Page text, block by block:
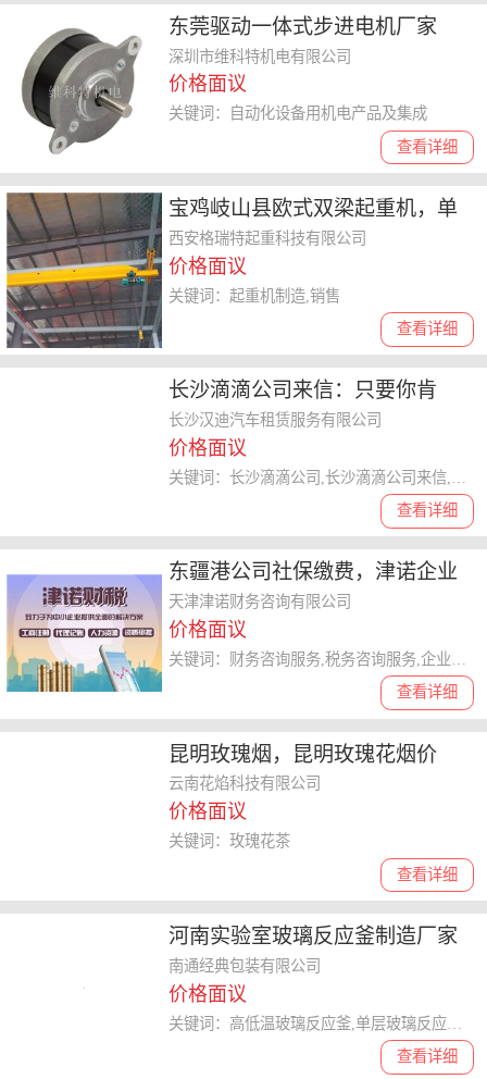
东莞驱动一体式步进电机厂家
****欢迎指导
深圳市维科特机电有限公司
价格面议
查看详细
关键词：自动化设备用机电产品及集成
宝鸡岐山县欧式双梁起重机，单
双梁起重机生产厂家
西安格瑞特起重科技有限公司
价格面议
查看详细
关键词：起重机制造,销售
长沙滴滴公司来信：只要你肯
干，梦想就在前方
长沙汉迪汽车租赁服务有限公司
价格面议
查看详细
东疆港公司社保缴费，津诺企业
财税服务*者
天津津诺财务咨询有限公司
价格面议
查看详细
昆明玫瑰烟，昆明玫瑰花烟价
格，期待您的了解哦
云南花焰科技有限公司
价格面议
查看详细
关键词：玫瑰花茶
河南实验室玻璃反应釜制造厂家
南通经典包装有限公司
价格面议
查看详细